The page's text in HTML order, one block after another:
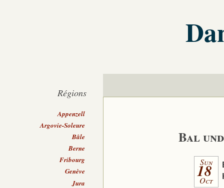
Bal
Sun
18
Oct
Régions
Appenzell
Argovie-Soleure
Bâle
Berne
Fribourg
Genève
Jura